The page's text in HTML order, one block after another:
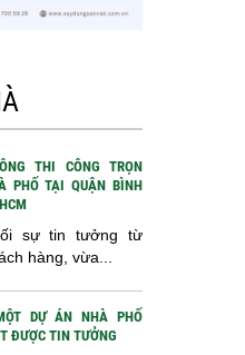
THI CÔNG TRỌN
PHỐ TẠI QUẬN BÌNH
sự tin tưởng từ
hàng, vừa...
DỰ ÁN NHÀ PHỐ
ĐƯỢC TIN TƯỞNG